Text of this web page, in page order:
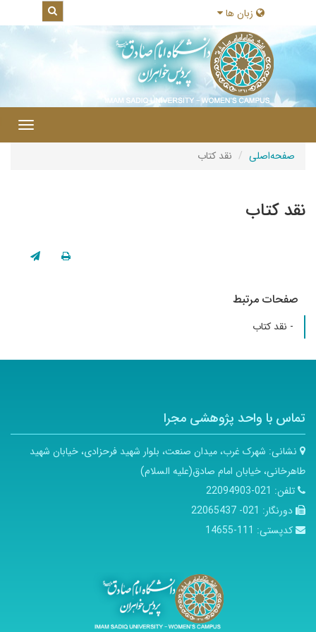
زبان ها
صفحه‌اصلی نقد کتاب
نقد کتاب
صفحات مرتبط
- نقد کتاب
تماس با واحد پژوهشی مجرا
نشانی: شهرک غرب، میدان صنعت، بلوار شهید فرحزادی، خیابان شهید
طاهرخانی، خیابان امام صادق(علیه السلام)
تلفن: 021-22094903
دورنگار: 021- 22065437
کدپستی: 111-14655